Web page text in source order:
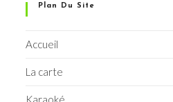
Plan Du Site
Accueil
La carte
Karaoké